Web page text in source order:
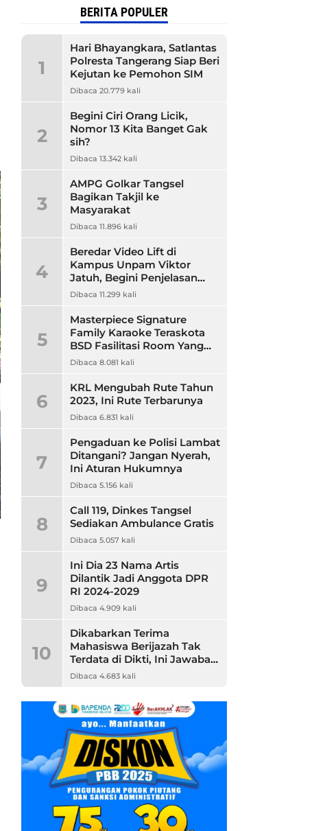
BERITA POPULER
1
Hari Bhayangkara, Satlantas
Polresta Tangerang Siap Beri
Kejutan ke Pemohon SIM
Dibaca 20.779 kali
2
Begini Ciri Orang Licik,
Nomor 13 Kita Banget Gak
sih?
Dibaca 13.342 kali
3
AMPG Golkar Tangsel
Bagikan Takjil ke
Masyarakat
Dibaca 11.896 kali
4
Beredar Video Lift di
Kampus Unpam Viktor
Jatuh, Begini Penjelasan
Rektor Unpam
Dibaca 11.299 kali
5
Masterpiece Signature
Family Karaoke Teraskota
BSD Fasilitasi Room Yang
Nyaman dan Harga
Dibaca 8.081 kali
6
KRL Mengubah Rute Tahun
2023, Ini Rute Terbarunya
Dibaca 6.831 kali
7
Pengaduan ke Polisi Lambat
Ditangani? Jangan Nyerah,
Ini Aturan Hukumnya
Dibaca 5.156 kali
8
Call 119, Dinkes Tangsel
Sediakan Ambulance Gratis
Dibaca 5.057 kali
9
Ini Dia 23 Nama Artis
Dilantik Jadi Anggota DPR
RI 2024-2029
Dibaca 4.909 kali
10
Dikabarkan Terima
Mahasiswa Berijazah Tak
Terdata di Dikti, Ini Jawaban
Unpam
Dibaca 4.683 kali